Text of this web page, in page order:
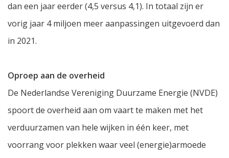
dan een jaar eerder (4,5 versus 4,1). In totaal zijn er
vorig jaar 4 miljoen meer aanpassingen uitgevoerd dan
in 2021.
Oproep aan de overheid
De Nederlandse Vereniging Duurzame Energie (NVDE)
spoort de overheid aan om vaart te maken met het
verduurzamen van hele wijken in één keer, met
voorrang voor plekken waar veel (energie)armoede